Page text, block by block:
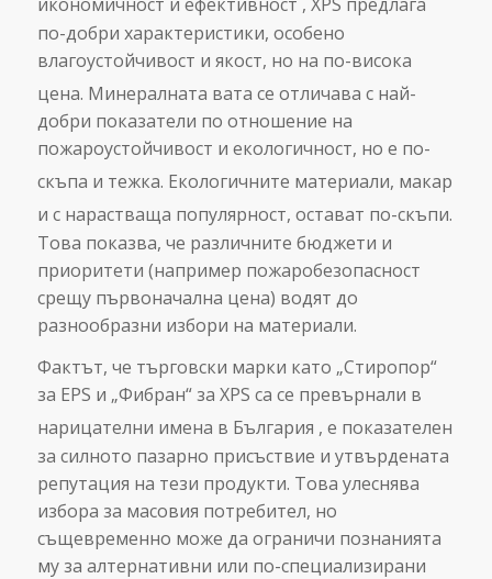
икономичност и ефективност , XPS предлага
по-добри характеристики, особено
влагоустойчивост и якост, но на по-висока
цена. Минералната вата се отличава с най-
добри показатели по отношение на
пожароустойчивост и екологичност, но е по-
скъпа и тежка. Екологичните материали, макар
и с нарастваща популярност, остават по-скъпи.
Това показва, че различните бюджети и
приоритети (например пожаробезопасност
срещу първоначална цена) водят до
разнообразни избори на материали.
Фактът, че търговски марки като „Стиропор“
за EPS и „Фибран“ за XPS са се превърнали в
нарицателни имена в България , е показателен
за силното пазарно присъствие и утвърдената
репутация на тези продукти. Това улеснява
избора за масовия потребител, но
същевременно може да ограничи познанията
му за алтернативни или по-специализирани